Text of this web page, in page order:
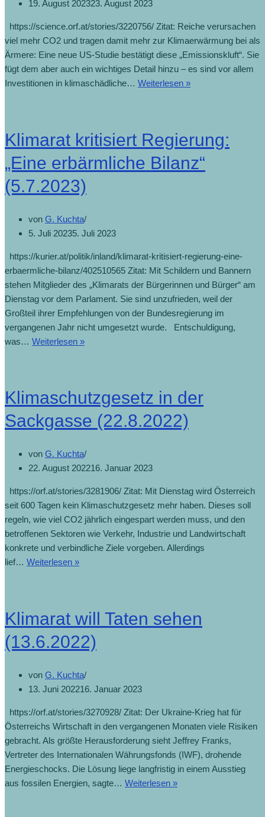
19. August 202323. August 2023
https://science.orf.at/stories/3220756/ Zitat: Reiche verursachen
viel mehr CO2 und tragen damit mehr zur Klimaerwärmung bei als
Ärmere: Eine neue US-Studie bestätigt diese „Emissionskluft“. Sie
fügt dem aber auch ein wichtiges Detail hinzu – es sind vor allem
Investitionen in klimaschädliche… Weiterlesen »
Klimarat kritisiert Regierung:
„Eine erbärmliche Bilanz“
(5.7.2023)
von G. Kuchta
5. Juli 20235. Juli 2023
https://kurier.at/politik/inland/klimarat-kritisiert-regierung-eine-
erbaermliche-bilanz/402510565 Zitat: Mit Schildern und Bannern
stehen Mitglieder des „Klimarats der Bürgerinnen und Bürger“ am
Dienstag vor dem Parlament. Sie sind unzufrieden, weil der
Großteil ihrer Empfehlungen von der Bundesregierung im
vergangenen Jahr nicht umgesetzt wurde. Entschuldigung,
was… Weiterlesen »
Klimaschutzgesetz in der
Sackgasse (22.8.2022)
von G. Kuchta
22. August 202216. Januar 2023
https://orf.at/stories/3281906/ Zitat: Mit Dienstag wird Österreich
seit 600 Tagen kein Klimaschutzgesetz mehr haben. Dieses soll
regeln, wie viel CO2 jährlich eingespart werden muss, und den
betroffenen Sektoren wie Verkehr, Industrie und Landwirtschaft
konkrete und verbindliche Ziele vorgeben. Allerdings
lief… Weiterlesen »
Klimarat will Taten sehen
(13.6.2022)
von G. Kuchta
13. Juni 202216. Januar 2023
https://orf.at/stories/3270928/ Zitat: Der Ukraine-Krieg hat für
Österreichs Wirtschaft in den vergangenen Monaten viele Risiken
gebracht. Als größte Herausforderung sieht Jeffrey Franks,
Vertreter des Internationalen Währungsfonds (IWF), drohende
Energieschocks. Die Lösung liege langfristig in einem Ausstieg
aus fossilen Energien, sagte… Weiterlesen »